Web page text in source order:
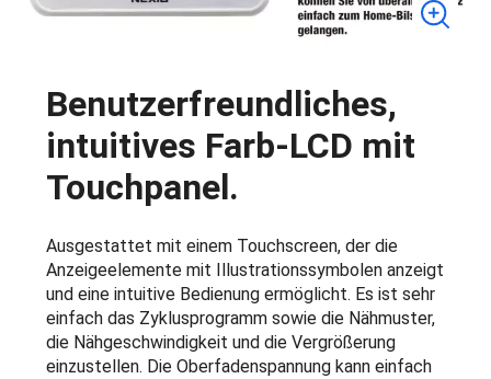
Benutzerfreundliches,
intuitives Farb-LCD mit
Touchpanel.
Ausgestattet mit einem Touchscreen, der die
Anzeigeelemente mit Illustrationssymbolen anzeigt
und eine intuitive Bedienung ermöglicht. Es ist sehr
einfach das Zyklusprogramm sowie die Nähmuster,
die Nähgeschwindigkeit und die Vergrößerung
einzustellen. Die Oberfadenspannung kann einfach